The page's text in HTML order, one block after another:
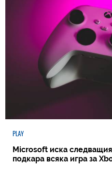
PLAY
Microsoft иска
подкара всяка игра за